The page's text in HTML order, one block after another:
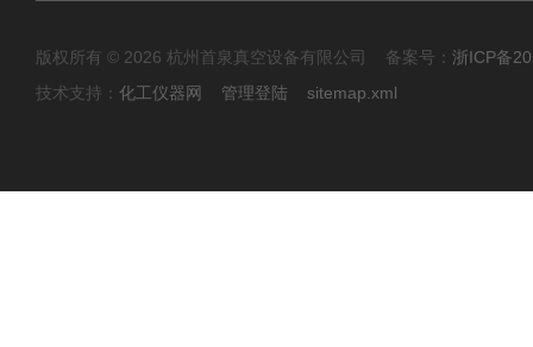
版权所有 © 2026 杭州首泉真空设备有限公司 备案号： 浙ICP备
技术支持： 化工仪器网 管理登陆 sitemap.xml